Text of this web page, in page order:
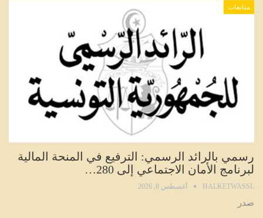
متابعات
رسمي بالرائد الرسمي: الترفيع في المنحة المالية
لبرنامج الأمان الاجتماعي إلى 280…
HALKETWASSL أغسطس 8, 2026
صدر